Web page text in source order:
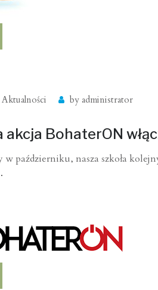
Aktualności by administrator
BohaterON
październiku, nasza szkoła